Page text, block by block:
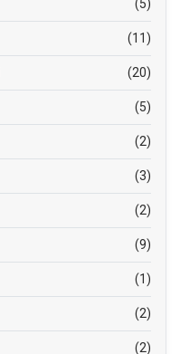
(5)
(11)
(20)
(5)
(2)
(3)
(2)
(9)
(1)
(2)
(2)